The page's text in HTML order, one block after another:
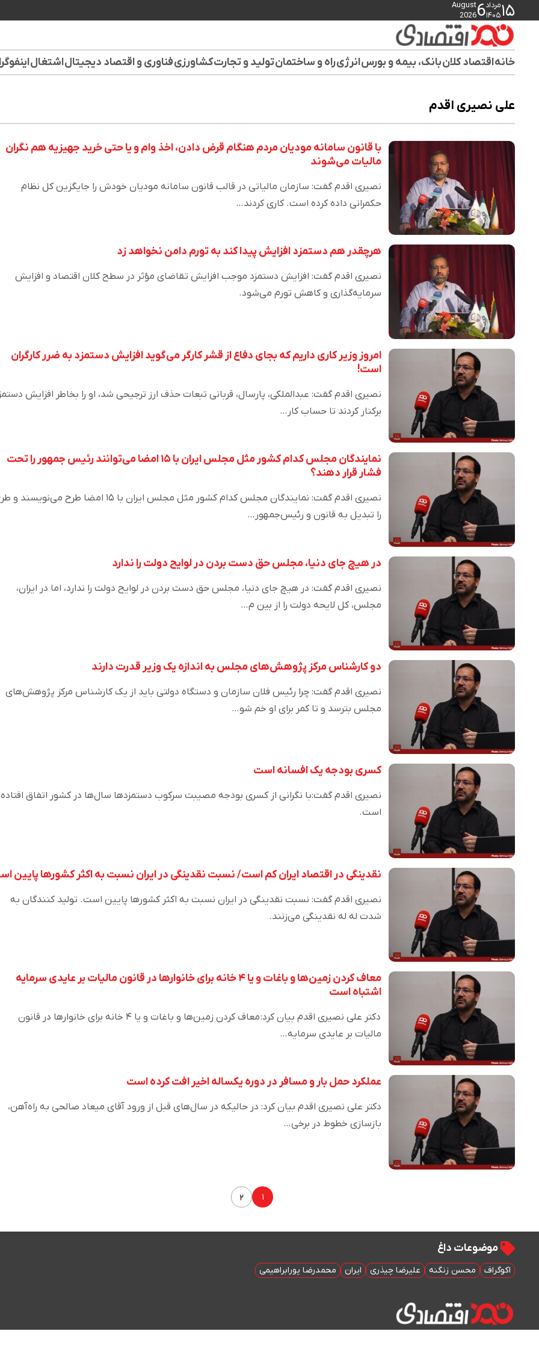
۱۵مرداد
۱۴۰۵6
August
2026
خانهاقتصاد کلانبانک، بیمه و بورسانرژیراه و ساختمانتولید و تجارتکشاورزیفناوری و اقتصاد دیجیتالاشتغال
علی نصیری اقدم
با قانون سامانه مودیان مردم هنگام قرض دادن، اخذ وام و یا حتی خرید جهیزیه هم نگران
مالیات می‌شوند
نصیری اقدم گفت: سازمان مالیاتی در قالب قانون سامانه مودیان خودش را جایگزین کل نظام
حکمرانی داده کرده است. کاری کردند…
هرچقدر هم دستمزد افزایش پیدا کند به تورم دامن نخواهد زد
نصیری اقدم گفت: افزایش دستمزد موجب افزایش تقاضای مؤثر در سطح کلان اقتصاد و افزایش
سرمایه‌گذاری و کاهش تورم می‌شود.
امروز وزیر کاری داریم که بجای دفاع از قشر کارگر می‌گوید افزایش دستمزد به ضرر کارگران
است!
نصیری اقدم گفت: عبدالملکی، پارسال، قربانی تبعات حذف ارز ترجیحی شد، او را بخاطر افزایش
برکنار کردند تا حساب کار…
نمایندگان مجلس کدام کشور مثل مجلس ایران با ۱۵ امضا می‌توانند رئیس جمهور را تحت
فشار قرار دهند؟
نصیری اقدم گفت: نمایندگان مجلس کدام کشور مثل مجلس ایران با ۱۵ امضا طرح
را تبدیل به قانون و رئیس‌جمهور…
در هیچ جای دنیا، مجلس حق دست بردن در لوایح دولت را ندارد
نصیری اقدم گفت: در هیچ جای دنیا، مجلس حق دست بردن در لوایح دولت را ندارد، اما در ایران،
مجلس، کل لایحه دولت را از بین م…
دو کارشناس مرکز پژوهش‌های مجلس به اندازه یک وزیر قدرت دارند
نصیری اقدم گفت: چرا رئیس فلان سازمان و دستگاه دولتی باید از یک کارشناس مرکز پژوهش‌های
مجلس بترسد و تا کمر برای او خم شو…
کسری بودجه یک افسانه است
نصیری اقدم گفت:با نگرانی از کسری بودجه مصیبت سرکوب دستمزدها سال‌ها در کشور اتفاق افتاده
است.
نقدینگی در اقتصاد ایران کم است/ نسبت نقدینگی در ایران نسبت به اکثر کشورها پایین
نصیری اقدم گفت: نسبت نقدینگی در ایران نسبت به اکثر کشورها پایین است. تولید کنندگان به
شدت له له نقدینگی می‌زنند.
معاف کردن زمین‌ها و باغات و یا ۴ خانه برای خانوارها در قانون مالیات بر عایدی سرمایه
اشتباه است
دکتر علی نصیری اقدم بیان کرد: معاف کردن زمین‌ها و باغات و یا ۴ خانه برای خانوارها در قانون
مالیات بر عایدی سرمایه…
عملکرد حمل بار و مسافر در دوره یکساله اخیر افت کرده است
دکتر علی نصیری اقدم بیان کرد: در حالیکه در سال‌های قبل از ورود آقای میعاد صالحی به راه‌آهن،
بازسازی خطوط در برخی…
۱ ۲
موضوعات داغ
اکوگراف محسن زنگنه علیرضا چیذری ایران محمدرضا پورابراهیمی